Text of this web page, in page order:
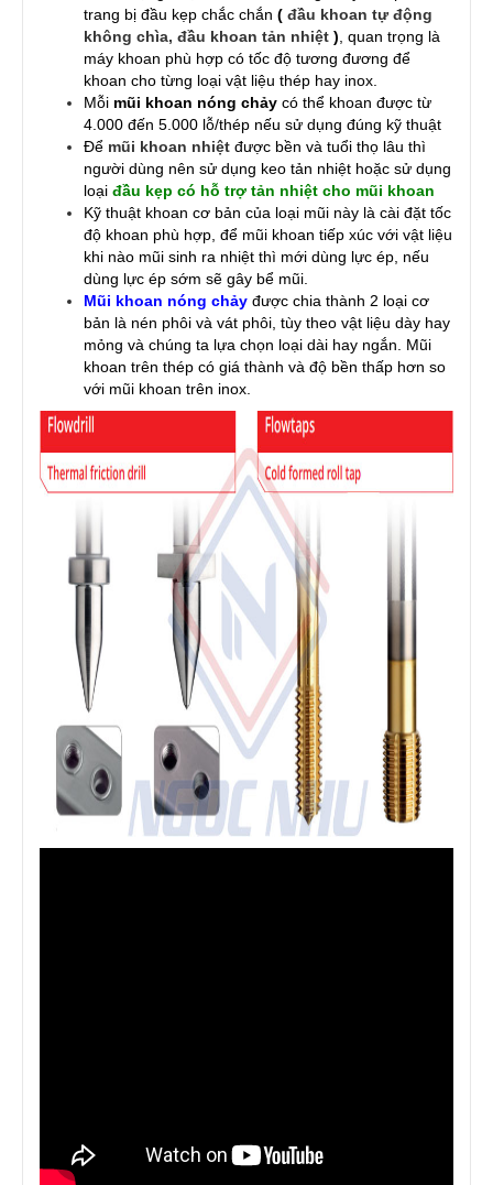
trang bị đầu kẹp chắc chắn ( đầu khoan tự động
không chìa, đầu khoan tản nhiệt ) , quan trọng là
máy khoan phù hợp có tốc độ tương đương để
khoan cho từng loại vật liệu thép hay inox.
Mỗi mũi khoan nóng chảy có thể khoan được từ
4.000 đến 5.000 lỗ/thép nếu sử dụng đúng kỹ thuật
Để mũi khoan nhiệt được bền và tuổi thọ lâu thì
người dùng nên sử dụng keo tản nhiệt hoặc sử dụng
loại đầu kẹp có hỗ trợ tản nhiệt cho mũi khoan
Kỹ thuật khoan cơ bản của loại mũi này là cài đặt tốc
độ khoan phù hợp, để mũi khoan tiếp xúc với vật liệu
khi nào mũi sinh ra nhiệt thì mới dùng lực ép, nếu
dùng lực ép sớm sẽ gây bể mũi.
Mũi khoan nóng chảy được chia thành 2 loại cơ
bản là nén phôi và vát phôi, tùy theo vật liệu dày hay
mỏng và chúng ta lựa chọn loại dài hay ngắn. Mũi
khoan trên thép có giá thành và độ bền thấp hơn so
với mũi khoan trên inox.​